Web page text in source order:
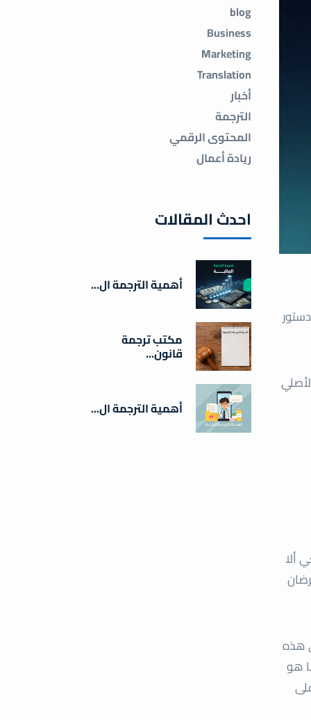
ألا
هذه
هو
blog
Business
Marketing
Translation
أخبار
الترجمة
المحتوى الرقمي
ريادة أعمال
احدث المقالات
أهمية الترجمة ال...
مكتب ترجمة
قانون...
أهمية الترجمة ال...